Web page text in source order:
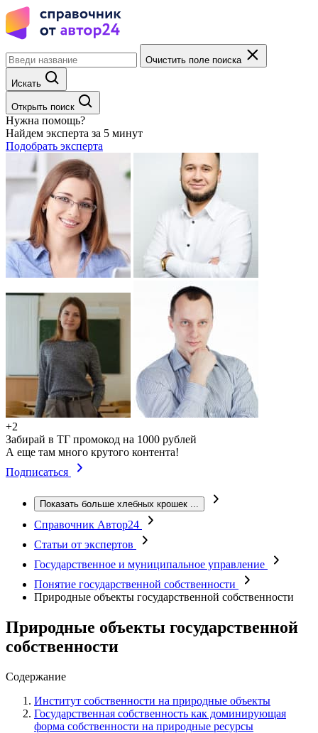
Очистить поле поиска
Искать
Открыть поиск
Нужна помощь?
Найдем эксперта за 5 минут
Подобрать эксперта
+2
Забирай в ТГ промокод на 1000 рублей
А еще там много крутого контента!
Подписаться
Показать больше хлебных крошек ...
Справочник Автор24
Статьи от экспертов
Государственное и муниципальное управление
Понятие государственной собственности
Природные объекты государственной собственности
Природные объекты государственной
собственности
Содержание
Институт собственности на природные объекты
Государственная собственность как доминирующая
форма собственности на природные ресурсы